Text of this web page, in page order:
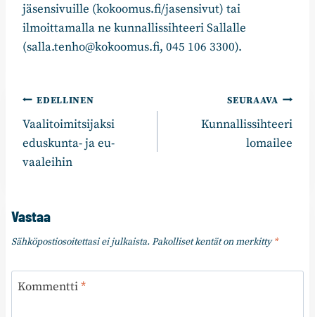
jäsensivuille (kokoomus.fi/jasensivut) tai
ilmoittamalla ne kunnallissihteeri Sallalle
(salla.tenho@kokoomus.fi, 045 106 3300).
Artikkelien
selaus
EDELLINEN
Vaalitoimitsijaksi
eduskunta- ja eu-
vaaleihin
SEURAAVA
Kunnallissihteeri
lomailee
Vastaa
Sähköpostiosoitettasi ei julkaista. Pakolliset kentät on merkitty*
Kommentti*